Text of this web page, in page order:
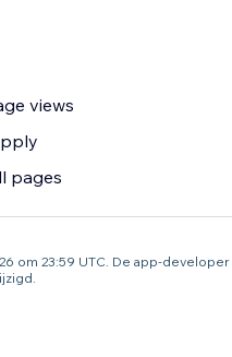
views
pages
om 23:59 UTC. De app-